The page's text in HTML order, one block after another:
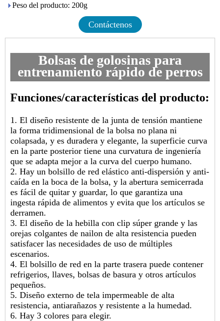
Peso del producto: 200g
Contáctenos
Bolsas de golosinas para
entrenamiento rápido de perros
Funciones/características del producto:
1. El diseño resistente de la junta de tensión mantiene
la forma tridimensional de la bolsa no plana ni
colapsada, y es duradera y elegante, la superficie curva
en la parte posterior tiene una curvatura de ingeniería
que se adapta mejor a la curva del cuerpo humano.
2. Hay un bolsillo de red elástico anti-dispersión y anti-
caída en la boca de la bolsa, y la abertura semicerrada
es fácil de quitar y guardar, lo que garantiza una
ingesta rápida de alimentos y evita que los artículos se
derramen.
3. El diseño de la hebilla con clip súper grande y las
orejas colgantes de nailon de alta resistencia pueden
satisfacer las necesidades de uso de múltiples
escenarios.
4. El bolsillo de red en la parte trasera puede contener
refrigerios, llaves, bolsas de basura y otros artículos
pequeños.
5. Diseño externo de tela impermeable de alta
resistencia, antiarañazos y resistente a la humedad.
6. Hay 3 colores para elegir.